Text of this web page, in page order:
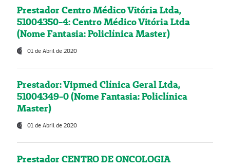
Prestador Centro Médico Vitória Ltda,
51004350-4: Centro Médico Vitória Ltda
(Nome Fantasia: Policlínica Master)
01 de Abril de 2020
Prestador: Vipmed Clínica Geral Ltda,
51004349-0 (Nome Fantasia: Policlínica
Master)
01 de Abril de 2020
Prestador CENTRO DE ONCOLOGIA